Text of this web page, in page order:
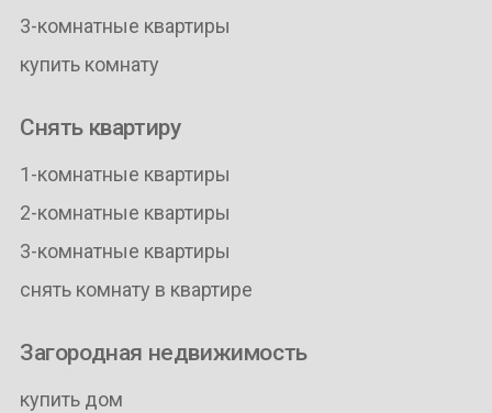
3-комнатные квартиры
купить комнату
Снять квартиру
1-комнатные квартиры
2-комнатные квартиры
3-комнатные квартиры
снять комнату в квартире
Загородная недвижимость
купить дом